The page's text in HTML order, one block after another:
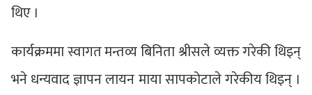
थिए ।
कार्यक्रममा स्वागत मन्तव्य बिनिता श्रीसले व्यक्त गरेकी थिइन्
भने धन्यवाद ज्ञापन लायन माया सापकोटाले गरेकीय थिइन् ।